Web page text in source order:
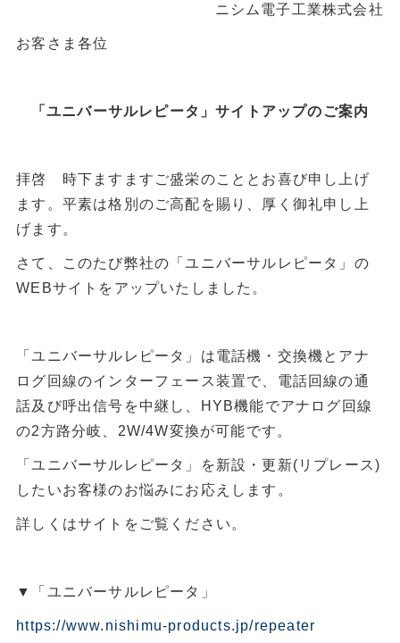
ニシム電子工業株式会社
お客さま各位
「ユニバーサルレピータ」サイトアップのご案内
拝啓 時下ますますご盛栄のこととお喜び申し上げ
ます。平素は格別のご高配を賜り、厚く御礼申し上
げます。
さて、このたび弊社の「ユニバーサルレピータ」の
WEBサイトをアップいたしました。
「ユニバーサルレピータ」は電話機・交換機とアナ
ログ回線のインターフェース装置で、電話回線の通
話及び呼出信号を中継し、HYB機能でアナログ回線
の2方路分岐、2W/4W変換が可能です。
「ユニバーサルレピータ」を新設・更新(リプレース)
したいお客様のお悩みにお応えします。
詳しくはサイトをご覧ください。
▼「ユニバーサルレピータ」
https://www.nishimu-products.jp/repeater